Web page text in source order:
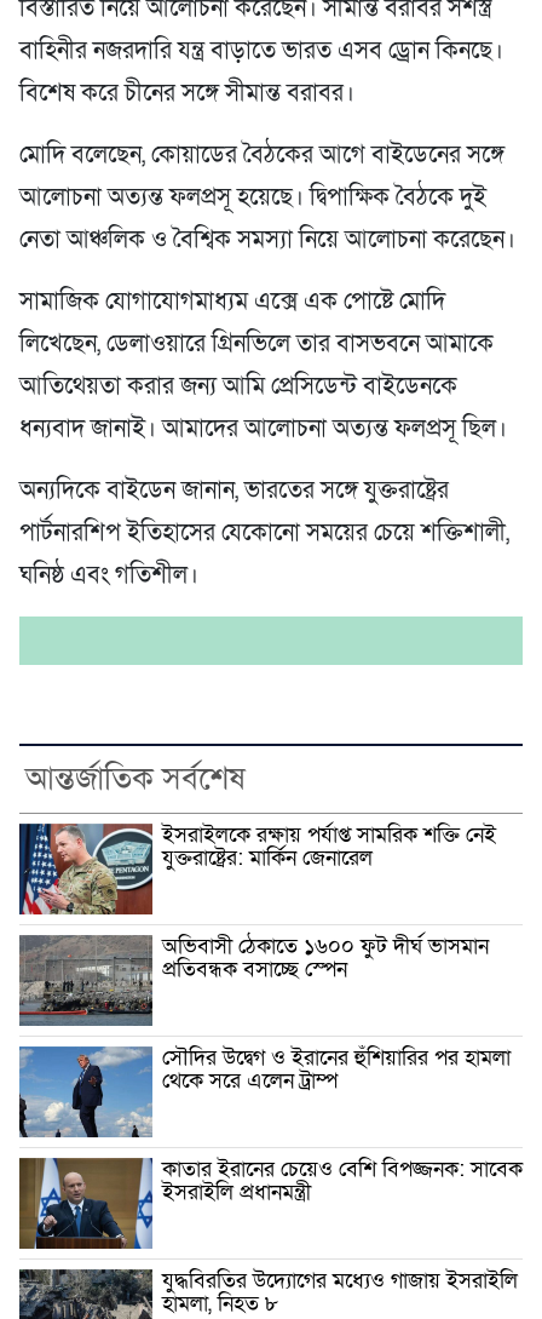
বিস্তারিত নিয়ে আলোচনা করেছেন। সীমান্ত বরাবর সশস্ত্র
বাহিনীর নজরদারি যন্ত্র বাড়াতে ভারত এসব ড্রোন কিনছে।
বিশেষ করে চীনের সঙ্গে সীমান্ত বরাবর।
মোদি বলেছেন, কোয়াডের বৈঠকের আগে বাইডেনের সঙ্গে
আলোচনা অত্যন্ত ফলপ্রসূ হয়েছে। দ্বিপাক্ষিক বৈঠকে দুই
নেতা আঞ্চলিক ও বৈশ্বিক সমস্যা নিয়ে আলোচনা করেছেন।
সামাজিক যোগাযোগমাধ্যম এক্সে এক পোষ্টে মোদি
লিখেছেন, ডেলাওয়ারে গ্রিনভিলে তার বাসভবনে আমাকে
আতিথেয়তা করার জন্য আমি প্রেসিডেন্ট বাইডেনকে
ধন্যবাদ জানাই। আমাদের আলোচনা অত্যন্ত ফলপ্রসূ ছিল।
অন্যদিকে বাইডেন জানান, ভারতের সঙ্গে যুক্তরাষ্ট্রের
পার্টনারশিপ ইতিহাসের যেকোনো সময়ের চেয়ে শক্তিশালী,
ঘনিষ্ঠ এবং গতিশীল।
আন্তর্জাতিক সর্বশেষ
ইসরাইলকে রক্ষায় পর্যাপ্ত সামরিক শক্তি নেই
যুক্তরাষ্ট্রের: মার্কিন জেনারেল
অভিবাসী ঠেকাতে ১৬০০ ফুট দীর্ঘ ভাসমান
প্রতিবন্ধক বসাচ্ছে স্পেন
সৌদির উদ্বেগ ও ইরানের হুঁশিয়ারির পর হামলা
থেকে সরে এলেন ট্রাম্প
কাতার ইরানের চেয়েও বেশি বিপজ্জনক: সাবেক
ইসরাইলি প্রধানমন্ত্রী
যুদ্ধবিরতির উদ্যোগের মধ্যেও গাজায় ইসরাইলি
হামলা, নিহত ৮